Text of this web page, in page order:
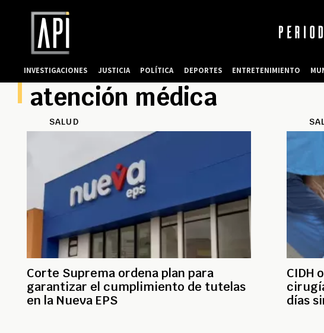
atención médica
SALUD
Corte Suprema ordena plan para
garantizar el cumplimiento de tutelas
en la Nueva EPS
CIDH
días
INVESTIGACIONES JUSTICIA POLÍTICA DEPORTES ENTRETENIMIENTO